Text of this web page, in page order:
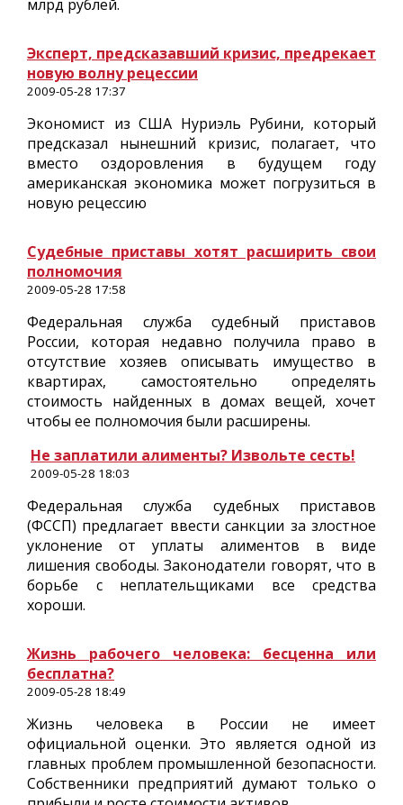
млрд рублей.
Эксперт, предсказавший кризис, предрекает
новую волну рецессии
2009-05-28 17:37
Экономист из США Нуриэль Рубини, который
предсказал нынешний кризис, полагает, что
вместо оздоровления в будущем году
американская экономика может погрузиться в
новую рецессию
Судебные приставы хотят расширить свои
полномочия
2009-05-28 17:58
Федеральная служба судебный приставов
России, которая недавно получила право в
отсутствие хозяев описывать имущество в
квартирах, самостоятельно определять
стоимость найденных в домах вещей, хочет
чтобы ее полномочия были расширены.
Не заплатили алименты? Извольте сесть!
2009-05-28 18:03
Федеральная служба судебных приставов
(ФССП) предлагает ввести санкции за злостное
уклонение от уплаты алиментов в виде
лишения свободы. Законодатели говорят, что в
борьбе с неплательщиками все средства
хороши.
Жизнь рабочего человека: бесценна или
бесплатна?
2009-05-28 18:49
Жизнь человека в России не имеет
официальной оценки. Это является одной из
главных проблем промышленной безопасности.
Собственники предприятий думают только о